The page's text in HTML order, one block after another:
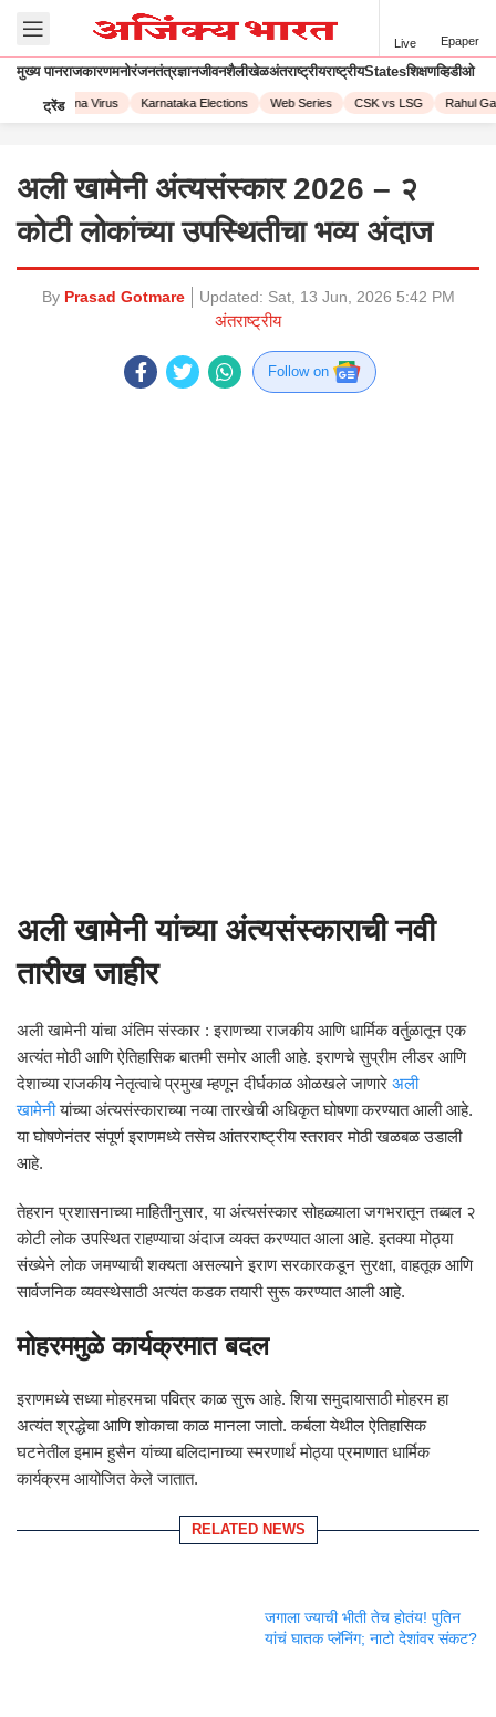
Live Epaper
मुख्य पानराजकारणमनोरंजनतंत्रज्ञानजीवनशैलीखेळअंतराष्ट्रीयराष्ट्रीयStatesशिक्षणव्हिडीओ
ट्रेंड
Corona Virus Karnataka Elections Web Series CSK vs LSG Rahul
अली खामेनी अंत्यसंस्कार 2026 – २
कोटी लोकांच्या उपस्थितीचा भव्य अंदाज
By Prasad Gotmare Updated: Sat, 13 Jun, 2026 5:42 PM
अंतराष्ट्रीय
Follow on
अली खामेनी यांच्या अंत्यसंस्काराची नवी
तारीख जाहीर
अली खामेनी यांचा अंतिम संस्कार : इराणच्या राजकीय आणि धार्मिक वर्तुळातून एक
अत्यंत मोठी आणि ऐतिहासिक बातमी समोर आली आहे. इराणचे सुप्रीम लीडर आणि
देशाच्या राजकीय नेतृत्वाचे प्रमुख म्हणून दीर्घकाळ ओळखले जाणारे अली
खामेनीयांच्या अंत्यसंस्काराच्या नव्या तारखेची अधिकृत घोषणा करण्यात आली आहे.
या घोषणेनंतर संपूर्ण इराणमध्ये तसेच आंतरराष्ट्रीय स्तरावर मोठी खळबळ उडाली
आहे.
तेहरान प्रशासनाच्या माहितीनुसार, या अंत्यसंस्कार सोहळ्याला जगभरातून तब्बल २
कोटी लोक उपस्थित राहण्याचा अंदाज व्यक्त करण्यात आला आहे. इतक्या मोठ्या
संख्येने लोक जमण्याची शक्यता असल्याने इराण सरकारकडून सुरक्षा, वाहतूक आणि
सार्वजनिक व्यवस्थेसाठी अत्यंत कडक तयारी सुरू करण्यात आली आहे.
मोहरममुळे कार्यक्रमात बदल
इराणमध्ये सध्या मोहरमचा पवित्र काळ सुरू आहे. शिया समुदायासाठी मोहरम हा
अत्यंत श्रद्धेचा आणि शोकाचा काळ मानला जातो. कर्बला येथील ऐतिहासिक
घटनेतील इमाम हुसैन यांच्या बलिदानाच्या स्मरणार्थ मोठ्या प्रमाणात धार्मिक
कार्यक्रम आयोजित केले जातात.
RELATED NEWS
जगाला ज्याची भीती तेच होतंय! पुतिन
यांचं घातक प्लॅनिंग; नाटो देशांवर संकट?